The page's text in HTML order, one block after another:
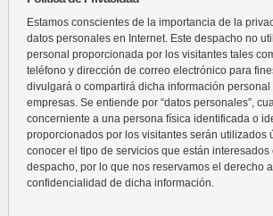
Estamos conscientes de la importancia de la
datos personales en Internet. Este despacho no
personal proporcionada por los visitantes tales
teléfono y dirección de correo electrónico para
divulgará o compartirá dicha información
empresas. Se entiende por “datos personales”,
concerniente a una persona física identificada o
proporcionados por los visitantes serán utilizados
conocer el tipo de servicios que están interesados
despacho, por lo que nos reservamos el derecho
confidencialidad de dicha información.